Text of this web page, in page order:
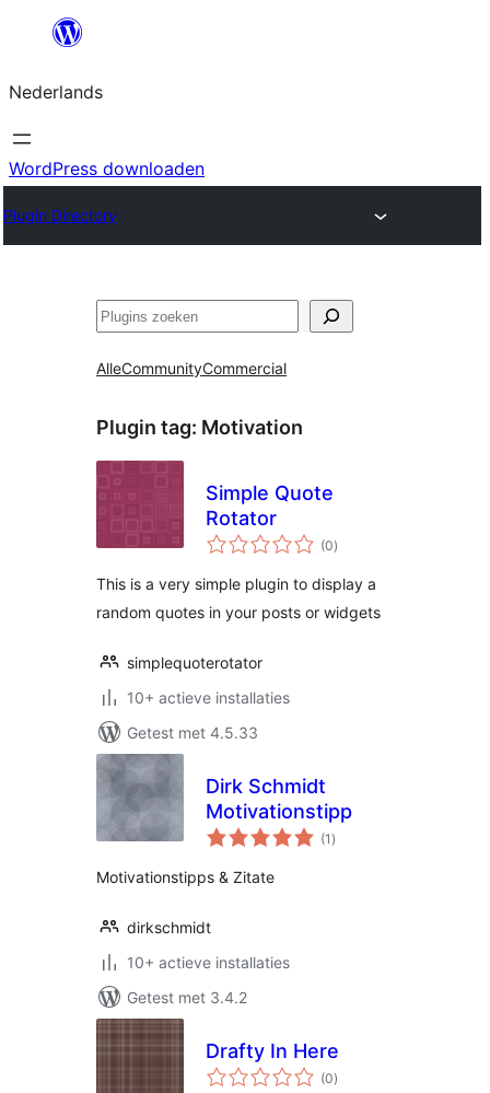
de
inhoud
Nederlands
WordPress downloaden
Plugin Directory
Zoeken
AlleCommunityCommercial
Plugin tag: Motivation
Simple Quote
Rotator
(0totaal
waarderingen
)
This is a very simple plugin to display a
random quotes in your posts or widgets
simplequoterotator
10+ actieve installaties
Getest met 4.5.33
Dirk Schmidt
Motivationstipp
(1 totaal
waarderingen
)
Motivationstipps & Zitate
dirkschmidt
10+ actieve installaties
Getest met 3.4.2
Drafty In Here
(0totaal
waarderingen
)